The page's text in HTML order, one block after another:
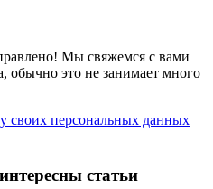
Мы свяжемся с вами
обычно это не занимает много
своих персональных данных
статьи